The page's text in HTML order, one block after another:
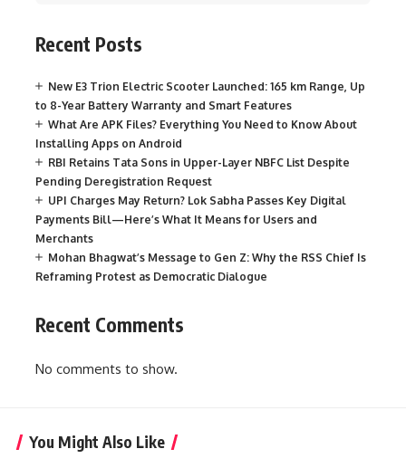
Recent Posts
New E3 Trion Electric Scooter Launched: 165 km Range, Up
to 8-Year Battery Warranty and Smart Features
What Are APK Files? Everything You Need to Know About
Installing Apps on Android
RBI Retains Tata Sons in Upper-Layer NBFC List Despite
Pending Deregistration Request
UPI Charges May Return? Lok Sabha Passes Key Digital
Payments Bill—Here’s What It Means for Users and
Merchants
Mohan Bhagwat’s Message to Gen Z: Why the RSS Chief Is
Reframing Protest as Democratic Dialogue
Recent Comments
No comments to show.
You Might Also Like